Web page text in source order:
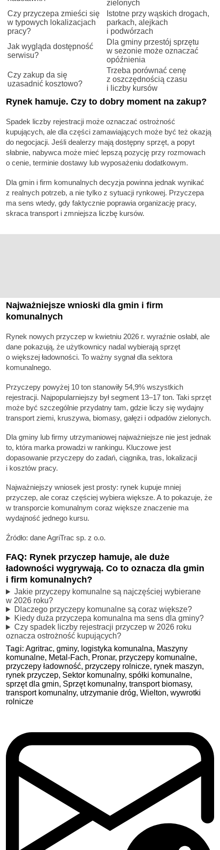
zielonych
Czy przyczepa zmieści się
w typowych lokalizacjach
pracy?
Istotne przy wąskich drogach,
parkach, alejkach
i podwórzach
Jak wygląda dostępność
serwisu?
Dla gminy przestój sprzętu
w sezonie może oznaczać
opóźnienia
Czy zakup da się
uzasadnić kosztowo?
Trzeba porównać cenę
z oszczędnością czasu
i liczby kursów
Rynek hamuje. Czy to dobry moment na zakup?
Spadek liczby rejestracji może oznaczać ostrożność
kupujących, ale dla części zamawiających może być też okazją
do negocjacji. Jeśli dealerzy mają dostępny sprzęt, a popyt
słabnie, nabywca może mieć lepszą pozycję przy rozmowach
o cenie, terminie dostawy lub wyposażeniu dodatkowym.
Dla gmin i firm komunalnych decyzja powinna jednak wynikać
z realnych potrzeb, a nie tylko z sytuacji rynkowej. Przyczepa
ma sens wtedy, gdy faktycznie poprawia organizację pracy,
skraca transport i zmniejsza liczbę kursów.
Najważniejsze wnioski dla gmin i firm
komunalnych
Rynek nowych przyczep w kwietniu 2026 r. wyraźnie osłabł, ale
dane pokazują, że użytkownicy nadal wybierają sprzęt
o większej ładowności. To ważny sygnał dla sektora
komunalnego.
Przyczepy powyżej 10 ton stanowiły 54,9% wszystkich
rejestracji. Najpopularniejszy był segment 13–17 ton. Taki sprzęt
może być szczególnie przydatny tam, gdzie liczy się wydajny
transport ziemi, kruszywa, biomasy, gałęzi i odpadów zielonych.
Dla gminy lub firmy utrzymaniowej najważniejsze nie jest jednak
to, która marka prowadzi w rankingu. Kluczowe jest
dopasowanie przyczepy do zadań, ciągnika, tras, lokalizacji
i kosztów pracy.
Najważniejszy wniosek jest prosty: rynek kupuje mniej
przyczep, ale coraz częściej wybiera większe. A to pokazuje, że
w transporcie komunalnym coraz większe znaczenie ma
wydajność jednego kursu.
Źródło: dane AgriTrac sp. z o.o.
FAQ: Rynek przyczep hamuje, ale duże
ładowności wygrywają. Co to oznacza dla gmin
i firm komunalnych?
Jakie przyczepy komunalne są najczęściej wybierane
w 2026 roku?
Dlaczego przyczepy komunalne są coraz większe?
Kiedy duża przyczepa komunalna ma sens dla gminy?
Czy spadek liczby rejestracji przyczep w 2026 roku
oznacza ostrożność kupujących?
Tagi: Agritrac, gminy, logistyka komunalna, Maszyny
komunalne, Metal-Fach, Pronar, przyczepy komunalne,
przyczepy ładowność, przyczepy rolnicze, rynek maszyn,
rynek przyczep, Sektor komunalny, spółki komunalne,
sprzęt dla gmin, Sprzęt komunalny, transport biomasy,
transport komunalny, utrzymanie dróg, Wielton, wywrotki
rolnicze